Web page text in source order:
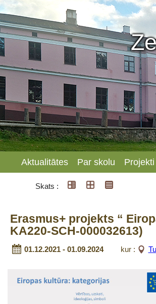
Aktualitātes Par skolu Projekti
Skats :
Erasmus+ projekts “
KA220-SCH-000032613)
01.12.2021 - 01.09.2024 kur :